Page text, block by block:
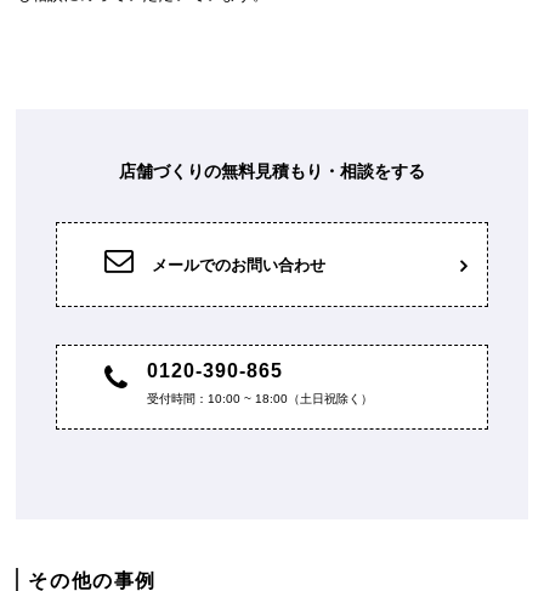
店舗づくりの無料見積もり・相談をする
メールでのお問い合わせ
0120-390-865
受付時間：10:00 ~ 18:00（土日祝除く）
その他の事例